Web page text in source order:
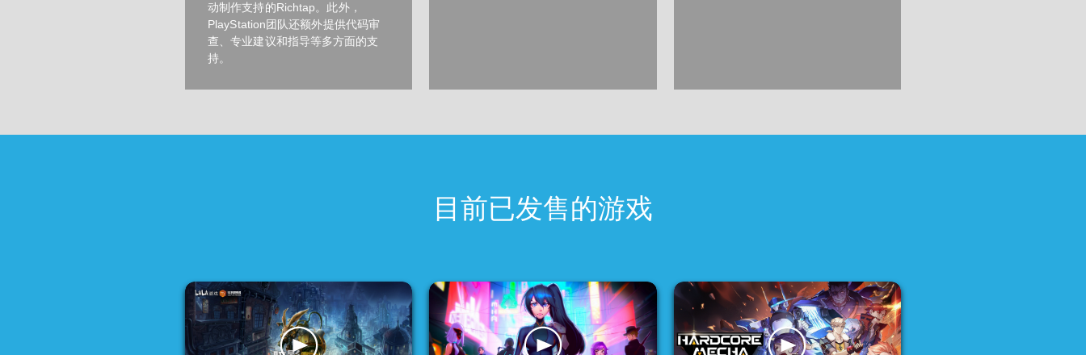
动制作支持的Richtap。此外，
PlayStation团队还额外提供代码审
查、专业建议和指导等多方面的支
持。
目前已发售的游戏